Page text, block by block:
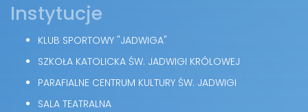
Instytucje
KLUB SPORTOWY "JADWIGA"
SZKOŁA KATOLICKA ŚW. JADWIGI KRÓLOWEJ
PARAFIALNE CENTRUM KULTURY ŚW. JADWIGI
SALA TEATRALNA